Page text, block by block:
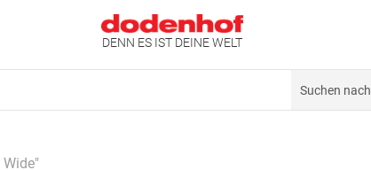
DENN ES IST DEINE WELT